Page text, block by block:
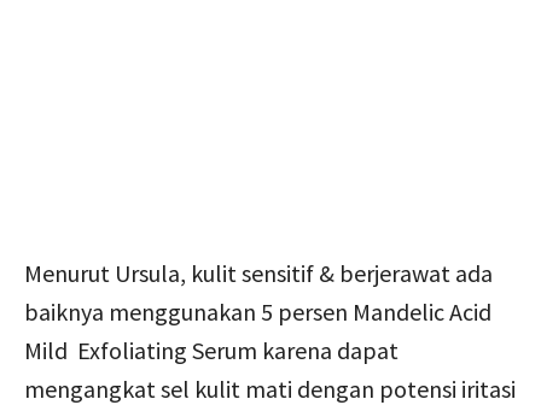
Menurut Ursula, kulit sensitif & berjerawat ada
baiknya menggunakan 5 persen Mandelic Acid
Mild Exfoliating Serum karena dapat
mengangkat sel kulit mati dengan potensi iritasi